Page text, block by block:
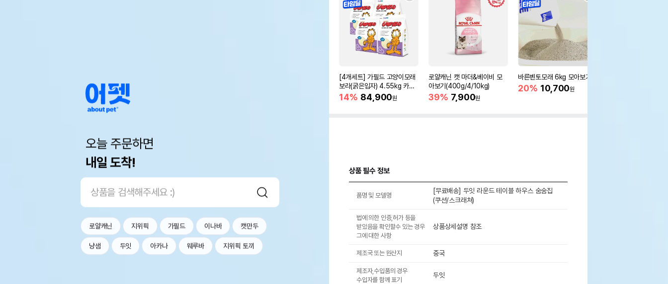
오늘 주문하면
내일 도착!
로얄캐닌 지위픽 가필드 이나바 캣만두
냥샘 두잇 아카나 웨루바 지위픽 토끼
[4개세트] 가필드 고양이모래
보라(굵은입자) 4.55kg 카사
바모래
14% 84,900원
로얄캐닌 캣 마더&베이비 모
아보기(400g/4/10kg)
39% 7,900원
바른벤토모래 6kg 모아보기
20% 10,700원
상품 필수 정보
품명 및 모델명
[무료배송] 두잇 라운드 테이블 하우스 숨숨집
(쿠션/스크래쳐)
법에 의한 인증,허가 등을
받았음을 확인할수 있는 경우
그에 대한 사항
상품상세설명 참조
제조국 또는 원산지 중국
제조자,수입품의 경우
수입자를 함께 표기
두잇